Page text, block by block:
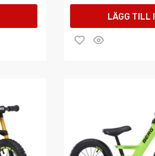
LÄGG TILL I
VARUKORGEN